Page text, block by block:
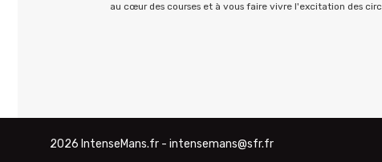
au cœur des courses et à vous faire vivre l'excitation des
2026 IntenseMans.fr - intensemans@sfr.fr